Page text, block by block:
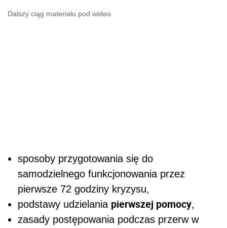
Dalszy ciąg materiału pod wideo
sposoby przygotowania się do
samodzielnego funkcjonowania przez
pierwsze 72 godziny kryzysu,
podstawy udzielania pierwszej pomocy,
zasady postępowania podczas przerw w